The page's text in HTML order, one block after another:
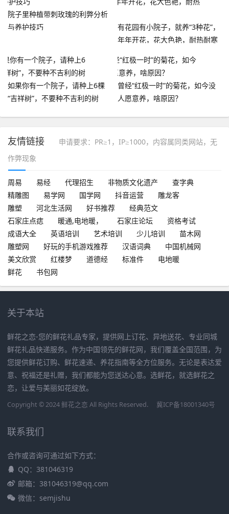
院子里种植带刺玫瑰的利弊分析
与养护技巧
有花园有小院子，就养“3种花”，
年年开花，花大色艳，耐热耐寒
如果你有一个院子，请种上6棵
“吉祥树”，不要种不吉利的树
曾经“红极一时”的菊花，如今没
人愿意养，啥原因？
友情链接
申请要求：PR≥1，IP≥1000，内容属同类网站，无
作弊现象
周易 易经 代理招生 非物质文化遗产
查字典
精雕图
易学网 国学网 抖音运营
雕龙客
雕塑
河北生活网 好书推荐
经典范文
石家庄点痣
暖通,电地暖， 石家庄论坛
资格考试
成语大全
英语培训 艺术培训 少儿培训
苗木网
雕塑网
好玩的手机游戏推荐 汉语词典
中国机械网
美文欣赏
红楼梦 道德经 标准件
电地暖
鲜花
书包网
关于本站
鲜花之恋-您的鲜花礼品专家，提供网上订花、异地送花、专业同城
鲜花礼品快递服务。作为中国领先的鲜花网，我们覆盖全国范围，为
您提供鲜花订购、鲜花速递、养花指南等全方位服务。无论是表达爱
意、祝福还是礼赠，我们都能为您送达心意。选鲜花，就选鲜花之
恋，让爱与美丽如花绽放。
Copyright © 2024 鲜花之恋 All Rights Reserved. 冀ICP备18001340号
联系我们
合作或咨询可通过如下方式：
QQ：381046319
邮箱：381046319@qq.com
微信：semjishu